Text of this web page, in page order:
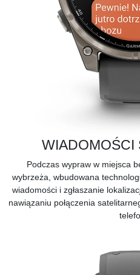
WIADOMOŚCI
Podczas wypraw w miejsca
wybrzeża, wbudowana
wiadomości i zgłaszanie
nawiązaniu połączenia